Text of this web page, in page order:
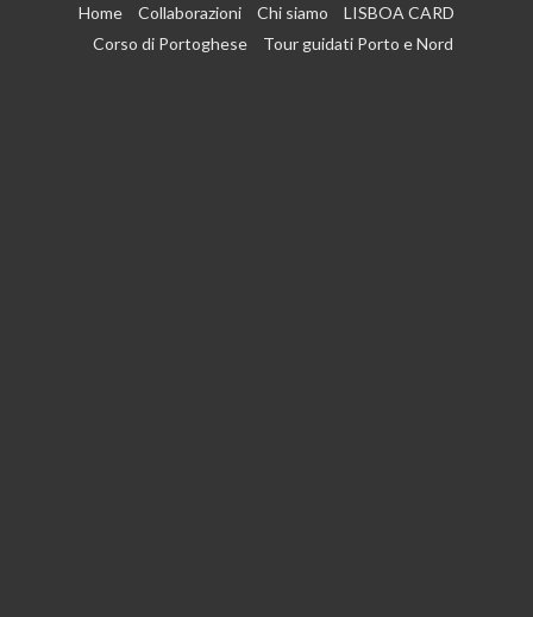
Home Collaborazioni Chi siamo
LISBOA CARD
Corso di Portoghese
Tour guidati Porto e Nord